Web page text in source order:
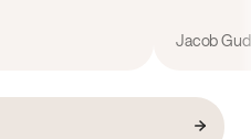
Jacob